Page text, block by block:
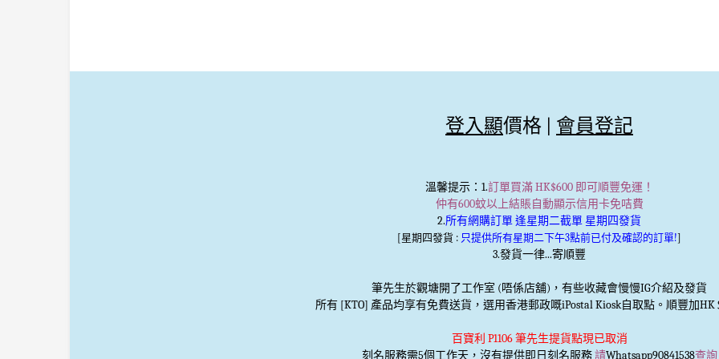
登入顯價格 | 會員登記
溫馨提示：1.訂單買滿 HK$600 即可順豐免運！
仲有600蚊以上結賬自動顯示信用卡免咭費
2.所有網購訂單 逢星期二截單 星期四發貨
[星期四發貨 : 只提供所有星期二下午3點前已付及確認的訂單!]
3.發貨一律...寄順豐
筆先生於觀塘開了工作室 (唔係店舖)，有些收藏會慢慢IG介紹及發貨
所有 [KTO] 產品均享有免費送貨，選用香港郵政嘅iPostal Kiosk自取點。順豐加HK
百寶利 P1106 筆先生提貨點現已取消
刻名服務需5個工作天，沒有提供即日刻名服務請Whatsapp90841538查詢